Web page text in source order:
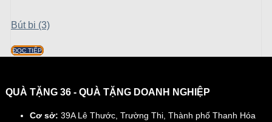
Bút bi (3)
ĐỌC TIẾP
QUÀ TẶNG 36 - QUÀ TẶNG DOANH NGHIỆP
Cơ sở: 39A Lê Thước, Trường Thi, Thành phố Thanh Hóa